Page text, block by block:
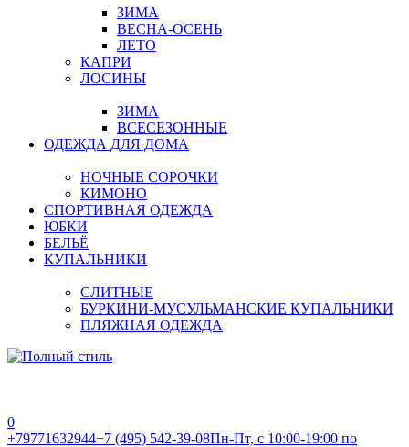
ЗИМА
ВЕСНА-ОСЕНЬ
ЛЕТО
КАПРИ
ЛОСИНЫ
ЗИМА
ВСЕСЕЗОННЫЕ
ОДЕЖДА ДЛЯ ДОМА
НОЧНЫЕ СОРОЧКИ
КИМОНО
СПОРТИВНАЯ ОДЕЖДА
ЮБКИ
БЕЛЬЁ
КУПАЛЬНИКИ
СЛИТНЫЕ
БУРКИНИ-МУСУЛЬМАНСКИЕ КУПАЛЬНИКИ
ПЛЯЖНАЯ ОДЕЖДА
0
+79771632944+7 (495) 542-39-08Пн-Пт, с 10:00-19:00 по